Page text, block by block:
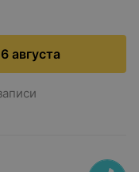
августа